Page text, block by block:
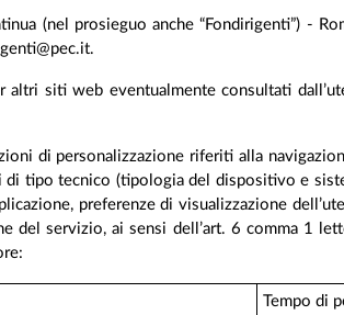
(nel prosieguo anche “Fondirigenti”) -
siti web eventualmente consultati
di personalizzazione riferiti alla
di tipo tecnico (tipologia del dispositivo e
preferenze di visualizzazione
servizio, ai sensi dell’art. 6 comma 1
Tempo di